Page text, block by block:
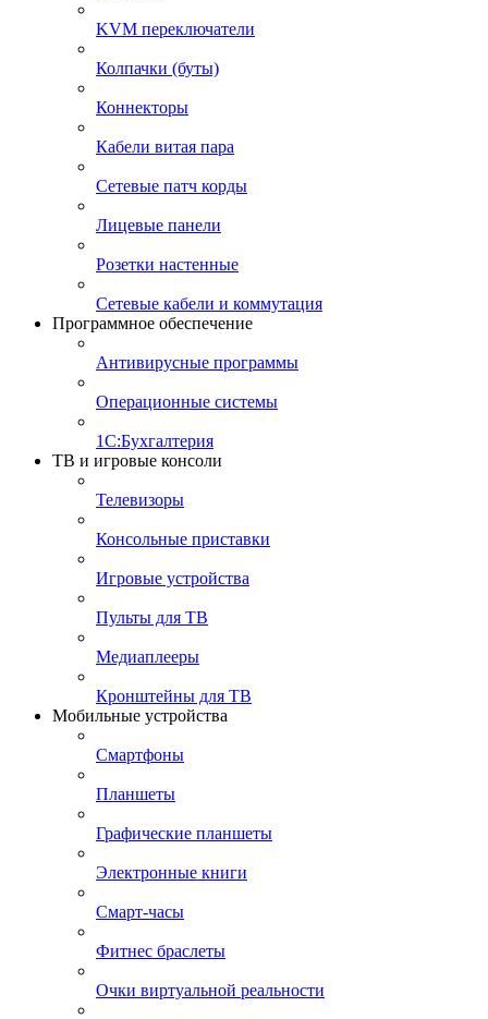
KVM переключатели
Колпачки (буты)
Коннекторы
Кабели витая пара
Сетевые патч корды
Лицевые панели
Розетки настенные
Сетевые кабели и коммутация
Программное обеспечение
Антивирусные программы
Операционные системы
1С:Бухгалтерия
ТВ и игровые консоли
Телевизоры
Консольные приставки
Игровые устройства
Пульты для ТВ
Медиаплееры
Кронштейны для ТВ
Мобильные устройства
Смартфоны
Планшеты
Графические планшеты
Электронные книги
Смарт-часы
Фитнес браслеты
Очки виртуальной реальности